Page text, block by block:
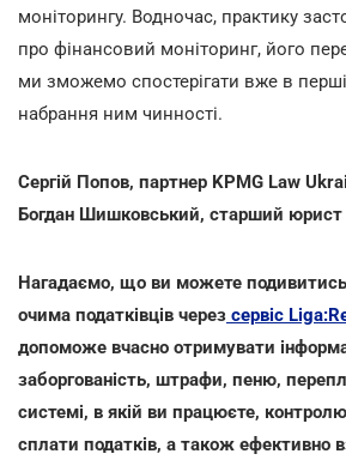
моніторингу. Водночас, практику
про фінансовий моніторинг, його
ми зможемо спостерігати вже в перші
набрання ним чинності.
Сергій Попов, партнер KPMG Law
Богдан Шишковський, старший юрист
Нагадаємо, що ви можете подивитись
очима податківців через сервіс
допоможе вчасно отримувати
заборгованість, штрафи, пеню,
системі, в якій ви працюєте,
сплати податків, а також ефективно